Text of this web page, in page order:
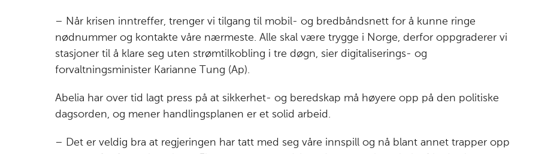
k
– Når krisen inntreffer, trenger vi tilgang til mobil- og bredbåndsnett for å kunne ringe
nødnummer og kontakte våre nærmeste. Alle skal være trygge i Norge, derfor oppgraderer vi
stasjoner til å klare seg uten strømtilkobling i tre døgn, sier digitaliserings- og
forvaltningsminister Karianne Tung (Ap).
Abelia har over tid lagt press på at sikkerhet- og beredskap må høyere opp på den politiske
dagsorden, og mener handlingsplanen er et solid arbeid.
– Det er veldig bra at regjeringen har tatt med seg våre innspill og nå blant annet trapper opp